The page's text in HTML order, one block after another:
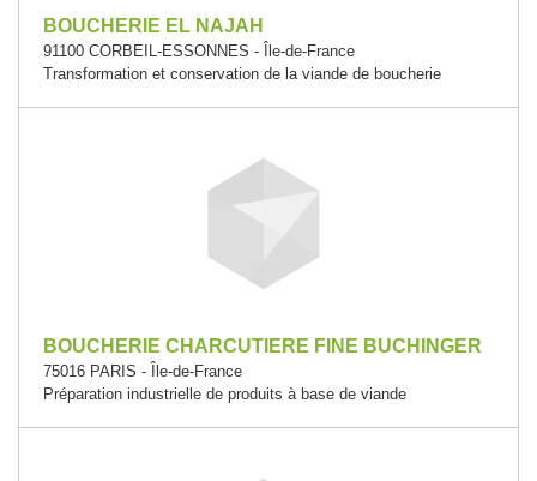
BOUCHERIE EL NAJAH
91100 CORBEIL-ESSONNES - Île-de-France
Transformation et conservation de la viande de boucherie
BOUCHERIE CHARCUTIERE FINE BUCHINGER
75016 PARIS - Île-de-France
Préparation industrielle de produits à base de viande